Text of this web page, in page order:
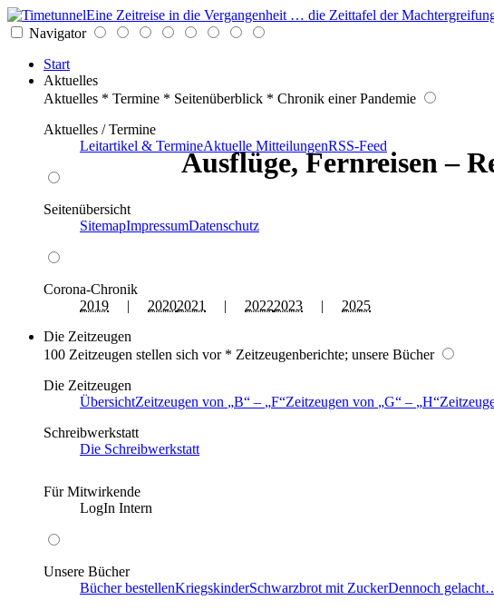
Eine Zeitreise in die Vergangenheit … die Zeittafel der
Navigator
Start
Aktuelles
Aktuelles * Termine * Seitenüberblick * Chronik einer Pandemie
Aktuelles / Termine
Leitartikel & TermineAktuelle MitteilungenRSS-Feed
Seitenübersicht
SitemapImpressumDatenschutz
Corona-Chronik
2019 | 20202021 | 20222023 | 2025
Die Zeitzeugen
100 Zeitzeugen stellen sich vor * Zeitzeugenberichte; unsere Bücher
Die Zeitzeugen
ÜbersichtZeitzeugen von B – F Zeitzeugen von G – H
Schreibwerkstatt
Die Schreibwerkstatt
Für Mitwirkende
LogIn Intern
Unsere Bücher
Bücher bestellenKriegskinderSchwarzbrot mit ZuckerDennoch
Ausflüge, Fernreisen –